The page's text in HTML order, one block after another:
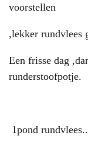
voorstellen
,lekker rundvlees
Een frisse dag
runderstoofpotje.
1pond